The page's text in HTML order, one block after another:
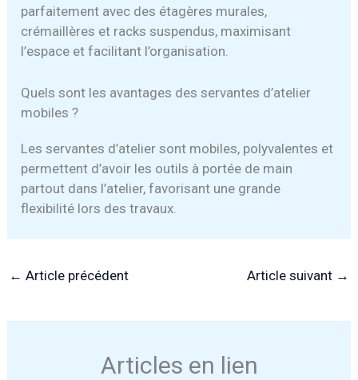
parfaitement avec des étagères murales,
crémaillères et racks suspendus, maximisant
l’espace et facilitant l’organisation.
Quels sont les avantages des servantes d’atelier
mobiles ?
Les servantes d’atelier sont mobiles, polyvalentes et
permettent d’avoir les outils à portée de main
partout dans l’atelier, favorisant une grande
flexibilité lors des travaux.
← Article précédent Article suivant →
Articles en lien